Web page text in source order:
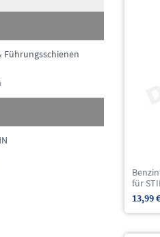
Führungsschienen
für
13,99